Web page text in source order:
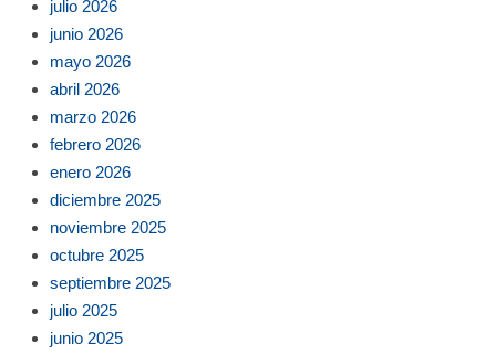
julio 2026
junio 2026
mayo 2026
abril 2026
marzo 2026
febrero 2026
enero 2026
diciembre 2025
noviembre 2025
octubre 2025
septiembre 2025
julio 2025
junio 2025